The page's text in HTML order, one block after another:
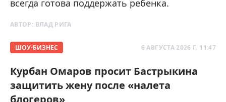
всегда готова поддержать ребенка.
АВТОР: ВЛАД РИГА
ШОУ-БИЗНЕС 6 АВГУСТА 2026 Г. 11:47
Курбан Омаров просит Бастрыкина
защитить жену после «налета